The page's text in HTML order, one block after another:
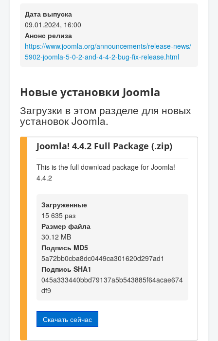
Дата выпуска
09.01.2024, 16:00
Анонс релиза
https://www.joomla.org/announcements/release-news/
5902-joomla-5-0-2-and-4-4-2-bug-fix-release.html
Новые установки Joomla
Загрузки в этом разделе для новых
установок Joomla.
Joomla! 4.4.2 Full Package (.zip)
This is the full download package for Joomla!
4.4.2
Загруженные
15 635 раз
Размер файла
30.12 MB
Подпись MD5
5a72bb0cba8dc0449ca301620d297ad1
Подпись SHA1
045a333440bbd79137a5b543885f64acae674
df9
Скачать сейчас